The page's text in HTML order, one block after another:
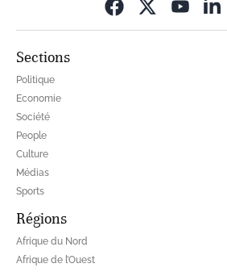
Sections
Politique
Economie
Société
People
Culture
Médias
Sports
Régions
Afrique du Nord
Afrique de l’Ouest